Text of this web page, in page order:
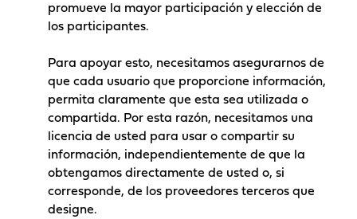
promueve la mayor participación y elección de
los participantes.
Para apoyar esto, necesitamos asegurarnos de
que cada usuario que proporcione información,
permita claramente que esta sea utilizada o
compartida. Por esta razón, necesitamos una
licencia de usted para usar o compartir su
información, independientemente de que la
obtengamos directamente de usted o, si
corresponde, de los proveedores terceros que
designe.